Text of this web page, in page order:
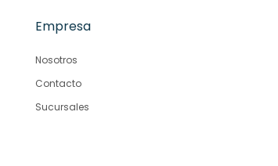
Empresa
Nosotros
Contacto
Sucursales